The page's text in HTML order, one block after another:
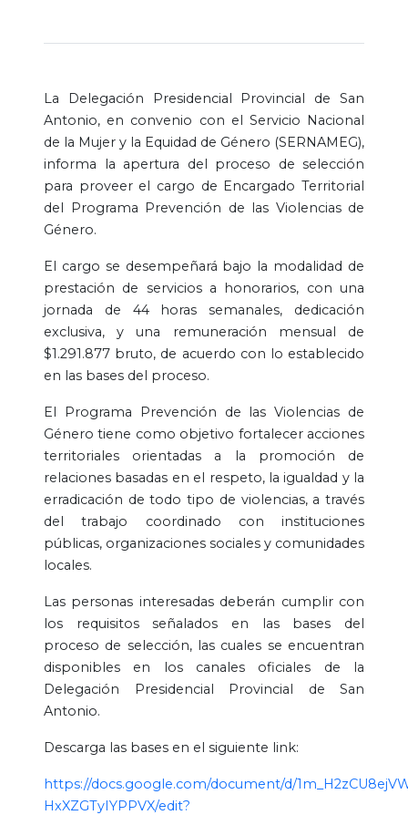
La Delegación Presidencial Provincial de San
Antonio, en convenio con el Servicio Nacional
de la Mujer y la Equidad de Género (SERNAMEG),
informa la apertura del proceso de selección
para proveer el cargo de Encargado Territorial
del Programa Prevención de las Violencias de
Género.
El cargo se desempeñará bajo la modalidad de
prestación de servicios a honorarios, con una
jornada de 44 horas semanales, dedicación
exclusiva, y una remuneración mensual de
$1.291.877 bruto, de acuerdo con lo establecido
en las bases del proceso.
El Programa Prevención de las Violencias de
Género tiene como objetivo fortalecer acciones
territoriales orientadas a la promoción de
relaciones basadas en el respeto, la igualdad y la
erradicación de todo tipo de violencias, a través
del trabajo coordinado con instituciones
públicas, organizaciones sociales y comunidades
locales.
Las personas interesadas deberán cumplir con
los requisitos señalados en las bases del
proceso de selección, las cuales se encuentran
disponibles en los canales oficiales de la
Delegación Presidencial Provincial de San
Antonio.
Descarga las bases en el siguiente link:
https://docs.google.com/document/d/
HxXZGTyIYPPVX/edit?